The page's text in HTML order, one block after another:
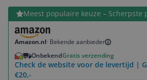
Meest populaire keuze – Scherpste
Amazon.nl· Bekende aanbieder
OnbekendGratis verzending
Check de website voor de levertijd |
€20,-
Bekijk product